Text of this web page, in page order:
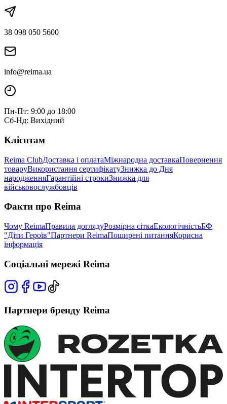
38 098 050 5600
info@reima.ua
Пн-Пт: 9:00 до 18:00
Сб-Нд: Вихідний
Клієнтам
Reima ClubДоставка і оплатаМіжнародна доставкаПовернення
товаруВикористання сертифікатуЗнижка до Дня
народженняГарантійні строкиЗнижка для
військовослужбовців
Факти про Reima
Чому ReimaПравила доглядуРозмірна сіткаЕкологічністьБФ
"Діти Героїв"Партнери ReimaПоширені питанняКорисна
інформація
Соціальні мережі Reima
Партнери бренду Reima